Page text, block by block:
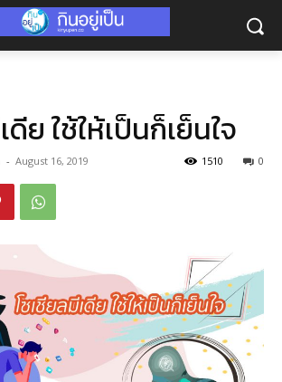
ดีย ใช้ให้เป็นก็เย็นใจ
- August 16, 2019 0
1510